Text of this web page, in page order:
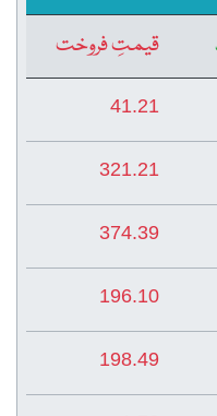
قیمتِ فروخت
41.21
321.21
374.39
196.10
198.49